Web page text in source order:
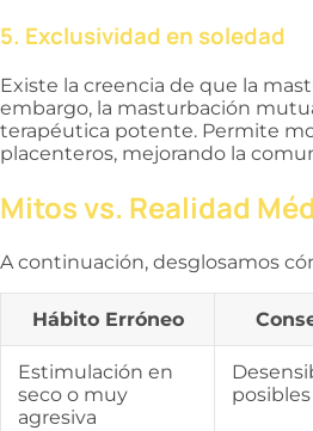
5. Exclusividad en soledad
Existe la creencia de que la
embargo, la masturbación
terapéutica potente. Permite
placenteros, mejorando la
Mitos vs. Realidad
A continuación, desglosamos
Hábito Erróneo
Estimulación en
seco o muy
agresiva